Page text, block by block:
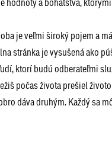
je veľmi široký pojem a
stránka je vysušená ako
ktorí budú odberateľmi
počas života prešiel
dáva druhým. Každý sa